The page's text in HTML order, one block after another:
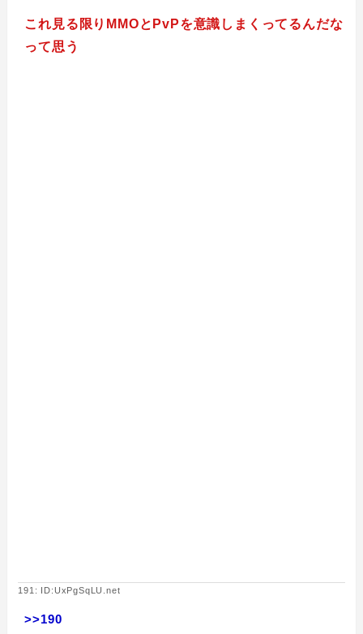
これ見る限りMMOとPvPを意識しまくってるんだな
って思う
191: ID:UxPgSqLU.net
>>190